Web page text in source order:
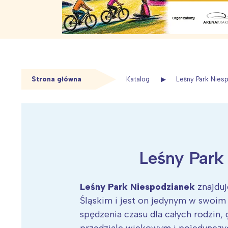
najpiękniejszych
Wiosenny koncert ptaków na płocie Kwitnąca
Tradycje i święta
Scenariusze
Urodziny dziecka
Sport,
Strona główna Katalog Leśny Park
Leśny
Leśny Park Niespodzianek
Śląskim i jest on jedynym w
spędzenia czasu dla całych